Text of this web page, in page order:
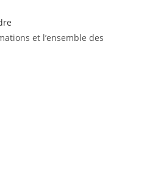
et l’ensemble des